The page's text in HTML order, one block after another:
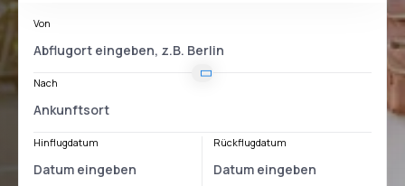
Von
Nach
Hinflugdatum Rückflugdatum